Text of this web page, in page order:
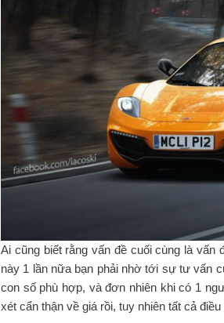
Ai cũng biết rằng vấn đề cuối cùng là vấn
này 1 lần nữa bạn phải nhờ tới sự tư vấn
con số phù hợp, và đơn nhiên khi có 1
xét cẩn thận về giá rồi, tuy nhiên tất cả